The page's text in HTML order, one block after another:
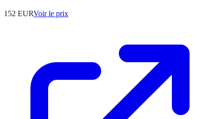
152 EURVoir le prix